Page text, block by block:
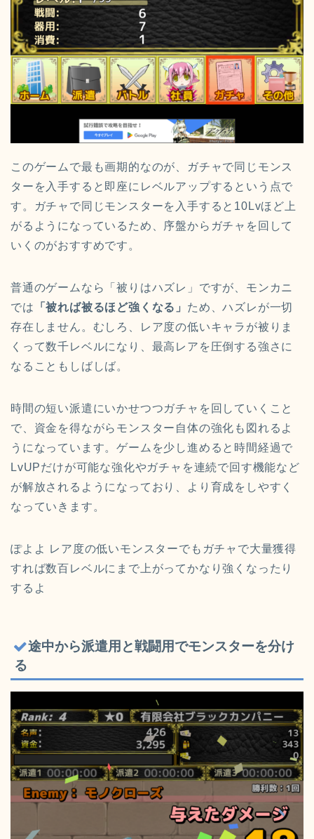
このゲームで最も画期的なのが、ガチャで同じモンス
ターを入手すると即座にレベルアップするという点で
す。ガチャで同じモンスターを入手すると10Lvほど上
がるようになっているため、序盤からガチャを回して
いくのがおすすめです。
普通のゲームなら「被りはハズレ」ですが、モンカニ
では 「被れば被るほど強くなる」 ため、ハズレが一切
存在しません。むしろ、レア度の低いキャラが被りま
くって数千レベルになり、最高レアを圧倒する強さに
なることもしばしば。
時間の短い派遣にいかせつつガチャを回していくこと
で、資金を得ながらモンスター自体の強化も図れるよ
うになっています。ゲームを少し進めると時間経過で
LvUPだけが可能な強化やガチャを連続で回す機能など
が解放されるようになっており、より育成をしやすく
なっていきます。
ぽよよ レア度の低いモンスターでもガチャで大量獲得
すれば数百レベルにまで上がってかなり強くなったり
するよ
途中から派遣用と戦闘用でモンスターを分け
る